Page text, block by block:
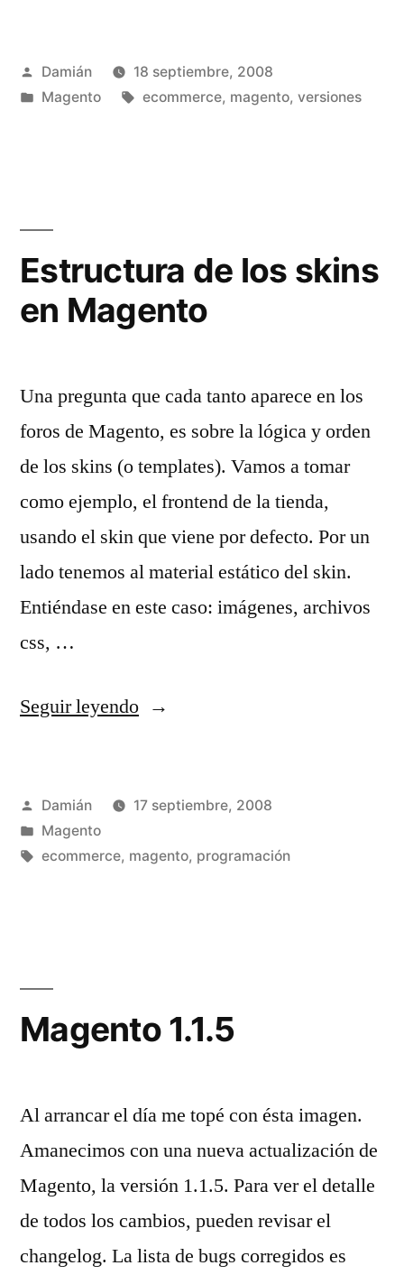
la
Publicado
por
Damián
18 septiembre, 2008
Publicado
Magento Etiquetas:
ecommerce, magento, versiones
Estructura de los skins
en Magento
Una pregunta que cada tanto aparece en los
foros de Magento, es sobre la lógica y orden
de los skins (o templates). Vamos a tomar
como ejemplo, el frontend de la tienda,
usando el skin que viene por defecto. Por un
lado tenemos al material estático del skin.
Entiéndase en este caso: imágenes, archivos
css, …
Seguir leyendo«Estructura
skins
Publicado
por
Damián
17 septiembre, 2008
Publicado
en
Magento
Etiquetas:
ecommerce, magento, programación
Magento 1.1.5
Al arrancar el día me topé con ésta imagen.
Amanecimos con una nueva actualización de
Magento, la versión 1.1.5. Para ver el detalle
de todos los cambios, pueden revisar el
changelog. La lista de bugs corregidos es